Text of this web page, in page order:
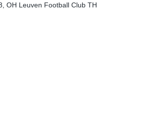
OH Leuven Football Club TH